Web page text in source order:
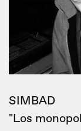
SIMBAD
"Los